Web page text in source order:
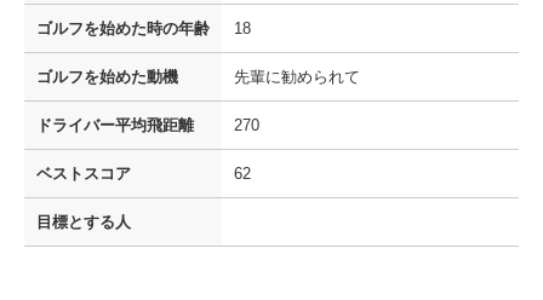
ゴルフを始めた時の年齢 18
ゴルフを始めた動機 先輩に勧められて
ドライバー平均飛距離 270
ベストスコア 62
目標とする人